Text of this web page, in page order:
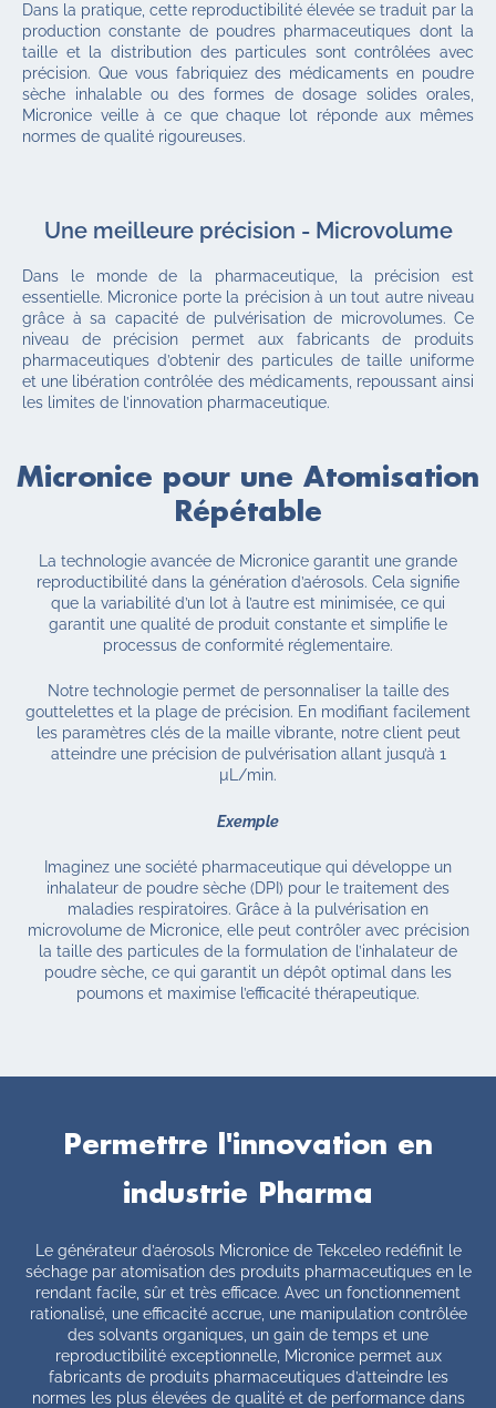
Dans la pratique, cette reproductibilité élevée se traduit par la
production constante de poudres pharmaceutiques dont la
taille et la distribution des particules sont contrôlées avec
précision. Que vous fabriquiez des médicaments en poudre
sèche inhalable ou des formes de dosage solides orales,
Micronice veille à ce que chaque lot réponde aux mêmes
normes de qualité rigoureuses.
Une meilleure précision - Microvolume
Dans le monde de la pharmaceutique, la précision est
essentielle. Micronice porte la précision à un tout autre niveau
grâce à sa capacité de pulvérisation de microvolumes. Ce
niveau de précision permet aux fabricants de produits
pharmaceutiques d’obtenir des particules de taille uniforme
et une libération contrôlée des médicaments, repoussant ainsi
les limites de l’innovation pharmaceutique.
Micronice pour une Atomisation
Répétable
La technologie avancée de Micronice garantit une grande
reproductibilité dans la génération d’aérosols. Cela signifie
que la variabilité d’un lot à l’autre est minimisée, ce qui
garantit une qualité de produit constante et simplifie le
processus de conformité réglementaire.
Notre technologie permet de personnaliser la taille des
gouttelettes et la plage de précision. En modifiant facilement
les paramètres clés de la maille vibrante, notre client peut
atteindre une précision de pulvérisation allant jusqu’à 1
µL/min.
Exemple
Imaginez une société pharmaceutique qui développe un
inhalateur de poudre sèche (DPI) pour le traitement des
maladies respiratoires. Grâce à la pulvérisation en
microvolume de Micronice, elle peut contrôler avec précision
la taille des particules de la formulation de l’inhalateur de
poudre sèche, ce qui garantit un dépôt optimal dans les
poumons et maximise l’efficacité thérapeutique.
Permettre l'innovation en
industrie Pharma
Le générateur d’aérosols Micronice de Tekceleo redéfinit le
séchage par atomisation des produits pharmaceutiques en le
rendant facile, sûr et très efficace. Avec un fonctionnement
rationalisé, une efficacité accrue, une manipulation contrôlée
des solvants organiques, un gain de temps et une
reproductibilité exceptionnelle, Micronice permet aux
fabricants de produits pharmaceutiques d’atteindre les
normes les plus élevées de qualité et de performance dans